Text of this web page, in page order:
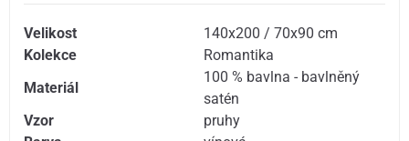
Velikost
140x200 / 70x90 cm
Kolekce
Romantika
Materiál
100 % bavlna - bavlněný
satén
Vzor
pruhy